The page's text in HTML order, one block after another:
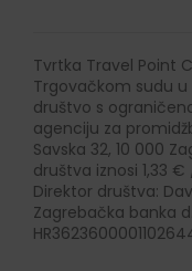
Tvrtka Travel Point
Trgovačkom sudu
društvo s
agenciju za
Savska 32, 10 000
društva iznosi 1,33
Direktor društva:
Zagrebačka banka